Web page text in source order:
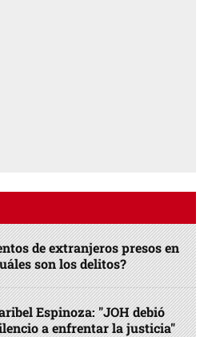
de extranjeros presos en
son los delitos?
Espinoza: "JOH debió
a enfrentar la justicia"